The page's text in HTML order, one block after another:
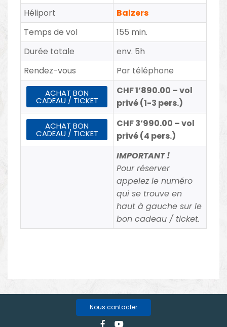
Héliport
Balzers
Temps de vol
155 min.
Durée totale
env. 5h
Rendez-vous
Par téléphone
ACHAT BON
CADEAU / TICKET
CHF 1’890.00 – vol
privé (1-3 pers.)
ACHAT BON
CADEAU / TICKET
CHF 3’990.00 – vol
privé (4 pers.)
IMPORTANT !
Pour réserver
appelez le numéro
qui se trouve en
haut à gauche sur le
bon cadeau / ticket.
Nous contacter